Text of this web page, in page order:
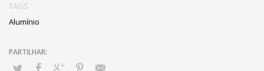
TAGS
Alumínio